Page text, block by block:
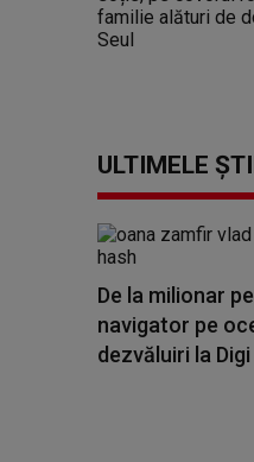
ULTIMELE
De la milionar
navigator pe
dezvăluiri la